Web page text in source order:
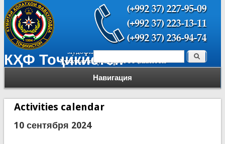
КҲФ Тоҷикистон
Навигация
Форма поиска Поиск
Activities calendar
10 сентября 2024